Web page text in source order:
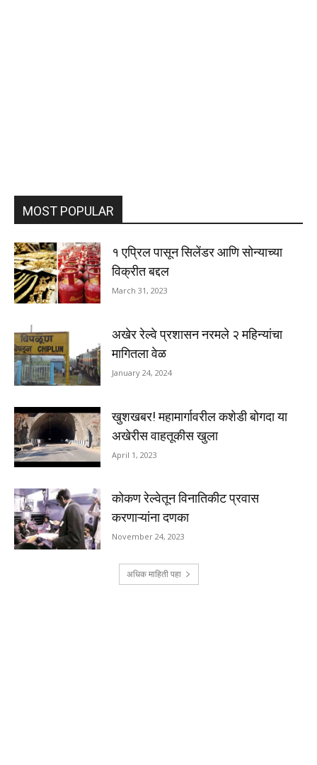
MOST POPULAR
१ एप्रिल पासून सिलेंडर आणि सोन्याच्या
विक्रीत बद्दल
March 31, 2023
अखेर रेल्वे प्रशासन नरमले २ महिन्यांचा
मागितला वेळ
January 24, 2024
खुशखबर! महामार्गावरील कशेडी बोगदा या
अखेरीस वाहतूकीस खुला
April 1, 2023
कोकण रेल्वेतून विनातिकीट प्रवास
करणाऱ्यांना दणका
November 24, 2023
अधिक माहिती पहा